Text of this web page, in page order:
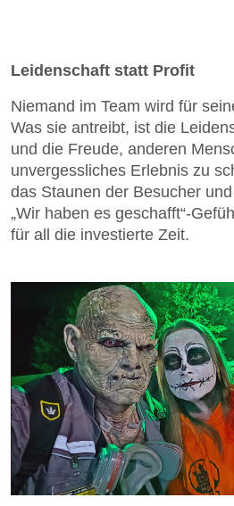
Leidenschaft statt Profit
Niemand im Team wird für
Was sie antreibt, ist die
und die Freude, anderen
unvergessliches Erlebnis zu
das Staunen der Besucher
„Wir haben es geschafft“-
für all die investierte Zeit.